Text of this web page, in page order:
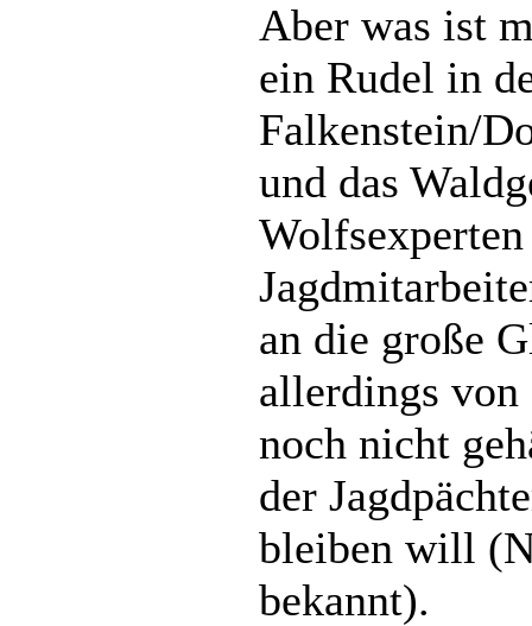
Aber was ist
ein Rudel in
Falkenstein/
und das
an die große
allerdings
noch nicht
der
bleiben will
bekannt).